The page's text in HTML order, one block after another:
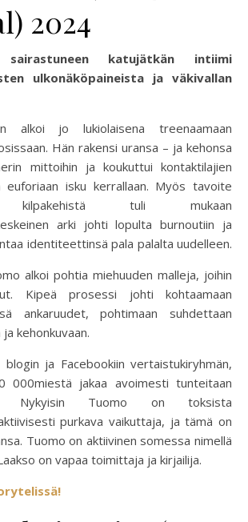
2024
sairastuneen katujätkän intiimi
ulkonäköpaineista ja väkivallan
alkoi jo lukiolaisena treenaamaan
Hän rakensi uransa – ja kehonsa
mittoihin ja koukuttui kontaktilajien
euforiaan isku kerrallaan. Myös tavoite
kilpakehistä tuli mukaan
arki johti lopulta burnoutiin ja
identiteettinsä pala palalta uudelleen.
alkoi pohtia miehuuden malleja, joihin
Kipeä prosessi johti kohtaamaan
ankaruudet, pohtimaan suhdettaan
kehonkuvaan.
ja Facebookiin vertaistukiryhmän,
000miestä jakaa avoimesti tunteitaan
Nykyisin Tuomo on toksista
purkava vaikuttaja, ja tämä on
Tuomo on aktiivinen somessa nimellä
on vapaa toimittaja ja kirjailija.